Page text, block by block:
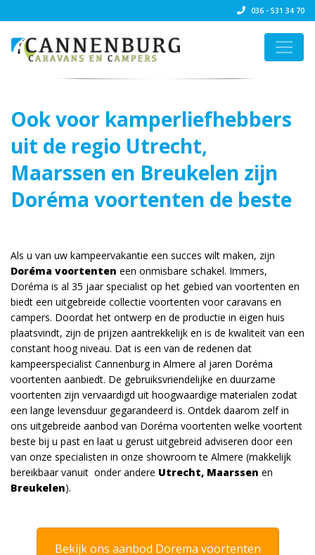
036 - 531 34 70
Ook voor kamperliefhebbers
uit de regio Utrecht,
Maarssen en Breukelen zijn
Doréma voortenten de beste
Als u van uw kampeervakantie een succes wilt maken, zijn
Doréma voortenten een onmisbare schakel. Immers,
Doréma is al 35 jaar specialist op het gebied van voortenten en
biedt een uitgebreide collectie voortenten voor caravans en
campers. Doordat het ontwerp en de productie in eigen huis
plaatsvindt, zijn de prijzen aantrekkelijk en is de kwaliteit van een
constant hoog niveau. Dat is een van de redenen dat
kampeerspecialist Cannenburg in Almere al jaren Doréma
voortenten aanbiedt. De gebruiksvriendelijke en duurzame
voortenten zijn vervaardigd uit hoogwaardige materialen zodat
een lange levensduur gegarandeerd is. Ontdek daarom zelf in
ons uitgebreide aanbod van Doréma voortenten welke voortent
beste bij u past en laat u gerust uitgebreid adviseren door een
van onze specialisten in onze showroom te Almere (makkelijk
bereikbaar vanuit onder andere Utrecht, Maarssen en
Breukelen).
Bekijk ons aanbod Dorema voortenten